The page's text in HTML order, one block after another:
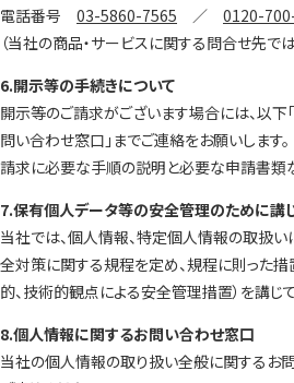
電話番号 03-5860-7565 ／ 0120-
（当社の商品・サービスに関する問合せ先では
6.開示等の手続きについて
開示等のご請求がございます場合には、以下
問い合わせ窓口」までご連絡をお願いします。
請求に必要な手順の説明と必要な申請書類
7.保有個人データ等の安全管理のために講
当社では、個人情報、特定個人情報の取扱い
全対策に関する規程を定め、規程に則った措
的、技術的観点による安全管理措置）を講じて
8.個人情報に関するお問い合わせ窓口
当社の個人情報の取り扱い全般に関するお